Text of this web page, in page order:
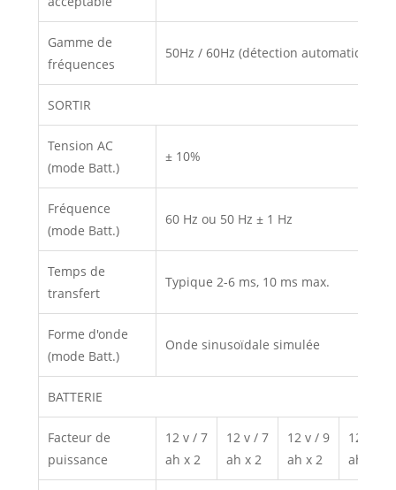
Gamme de
fréquences
50Hz / 60Hz (détection automatique)
SORTIR
Tension AC
(mode Batt.)
± 10%
Fréquence
(mode Batt.)
60 Hz ou 50 Hz ± 1 Hz
Temps de
transfert
Typique 2-6 ms, 10 ms max.
Forme d'onde
(mode Batt.)
Onde sinusoïdale simulée
BATTERIE
Facteur de
puissance
12 v / 7
ah x 2
12 v / 7
ah x 2
12 v / 9
ah x 2
12 v / 9
ah x 2